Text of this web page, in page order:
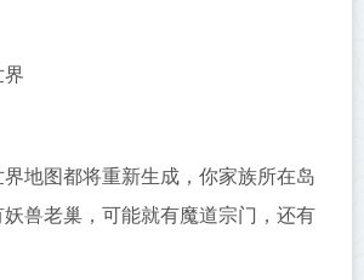
界
地图都将重新生成，你家族所在岛
兽老巢，可能就有魔道宗门，还有